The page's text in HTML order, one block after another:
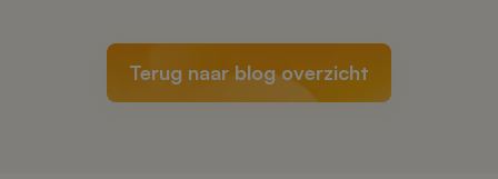
Terug naar blog overzicht